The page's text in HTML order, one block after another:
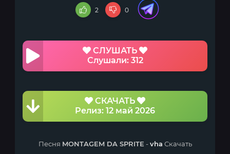
2 0
СЛУШАТЬ
Слушали: 312
СКАЧАТЬ
Релиз: 12 май 2026
Песня MONTAGEM DA SPRITE -vha Скачать